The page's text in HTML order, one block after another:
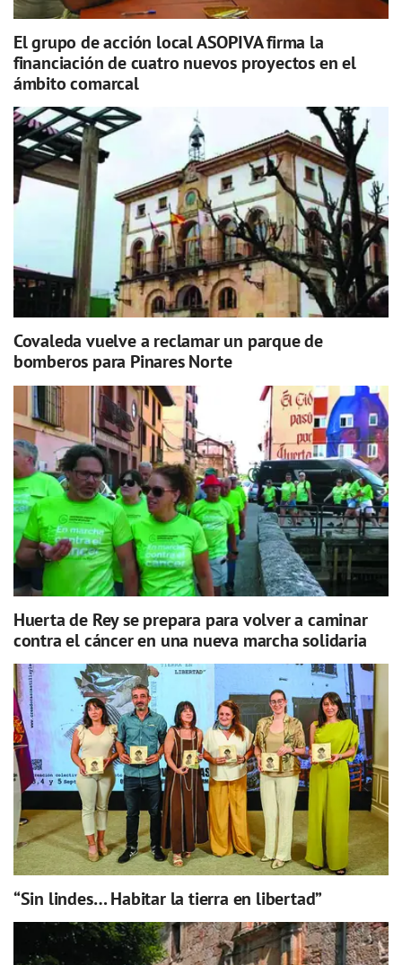
El grupo de acción local ASOPIVA firma la
financiación de cuatro nuevos proyectos en el
ámbito comarcal
Covaleda vuelve a reclamar un parque de
bomberos para Pinares Norte
Huerta de Rey se prepara para volver a caminar
contra el cáncer en una nueva marcha solidaria
“Sin lindes… Habitar la tierra en libertad”